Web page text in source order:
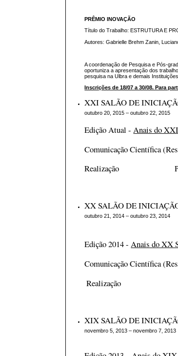
PRÊMIO INOVAÇÃO
Título do Trabalho: ESTRUTURA E
Autores: Gabrielle Brehm Zanin,
A coordenação de Pesquisa e Pós-
oportuniza a apresentação dos
pesquisa na Ulbra e demais
Inscrições de 18/07 a 30/08. Para
XXI SALÃO DE
outubro 20, 2015 – outubro 22, 2015
Edição Atual -Anais do
Comunicação Científica
Realização
XX SALÃO DE
outubro 21, 2014 – outubro 23, 2014
Edição 2014 -Anais do XX
Comunicação Científica
Realização
XIX SALÃO DE
novembro 5, 2013 – novembro 7, 2013